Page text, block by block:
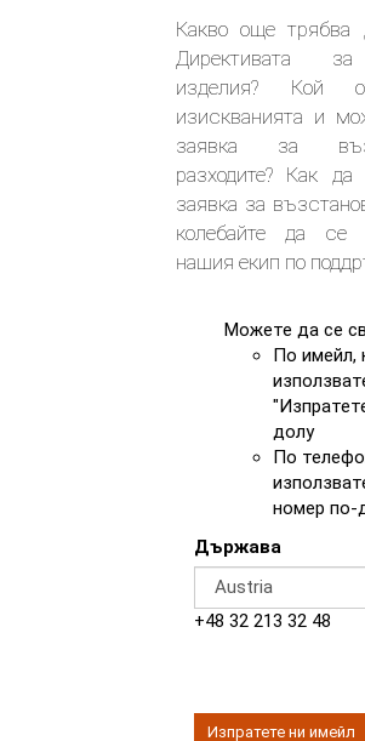
Какво още трябва
Директивата
изделия? Кой
изискванията и
заявка за
разходите? Как да
заявка за
колебайте да се
нашия екип по
Можете да се
По имейл,
долу
По
номер по-
Държава
+48 32 213 32 48
Изпратете ни имейл